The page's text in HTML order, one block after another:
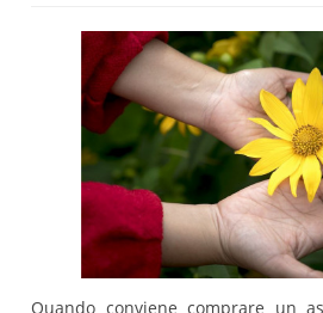
Quando conviene comprare un